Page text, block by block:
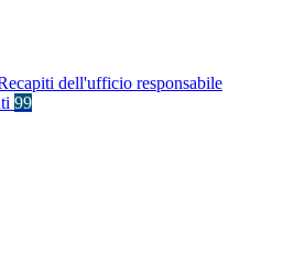
dell'ufficio responsabile
99